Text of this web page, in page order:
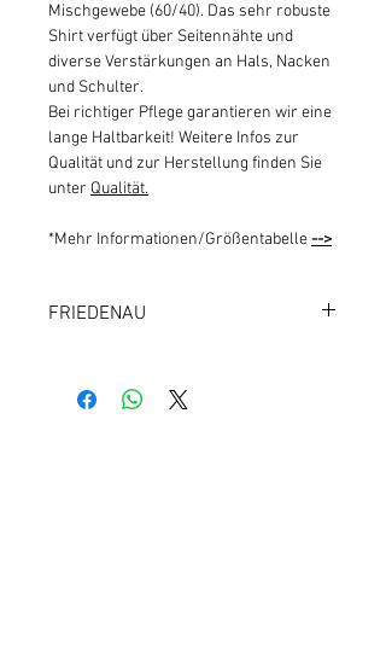
Mischgewebe (60/40). Das sehr robuste
Shirt verfügt über Seitennähte und
diverse Verstärkungen an Hals, Nacken
und Schulter.
Bei richtiger Pflege garantieren wir eine
lange Haltbarkeit! Weitere Infos zur
Qualität und zur Herstellung finden Sie
unter Qualität.
*Mehr Informationen/Größentabelle-->
FRIEDENAU